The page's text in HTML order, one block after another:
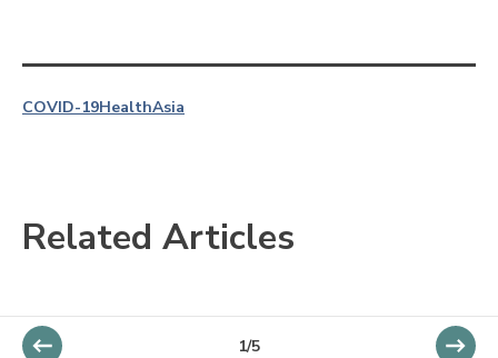
COVID-19HealthAsia
Related Articles
1/5